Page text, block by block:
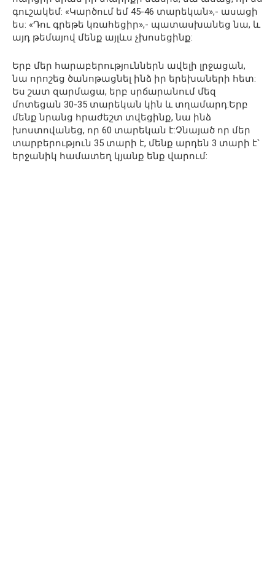
գուշակեմ: «Կարծում եմ 45-46 տարեկան»,- ասացի
ես: «Դու գրեթե կռահեցիր»,- պատասխանեց նա, և
այդ թեմայով մենք այլևս չխոսեցինք:
Երբ մեր հարաբերություններն ավելի լրջացան,
նա որոշեց ծանոթացնել ինձ իր երեխաների հետ:
Ես շատ զարմացա, երբ սրճարանում մեզ
մոտեցան 30-35 տարեկան կին և տղամարդ:Երբ
մենք նրանց հրաժեշտ տվեցինք, նա ինձ
խոստովանեց, որ 60 տարեկան է:Չնայած որ մեր
տարբերություն 35 տարի է, մենք արդեն 3 տարի է՝
երջանիկ համատեղ կյանք ենք վարում: